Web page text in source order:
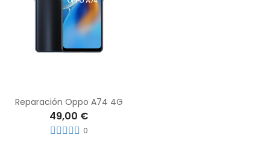
Reparación Oppo A74 4G
49,00 €
0